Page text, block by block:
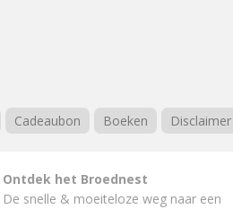
Cadeaubon Boeken Disclaimer
Ontdek het Broednest
De snelle & moeiteloze weg naar een